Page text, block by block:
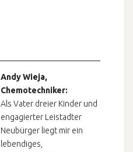
Andy Wieja,
Chemotechniker:
Als Vater dreier Kinder und
engagierter Leistadter
Neubürger liegt mir ein
lebendiges,